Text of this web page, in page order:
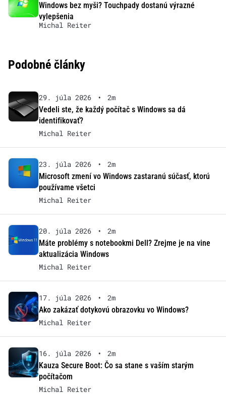
Windows bez myši? Touchpady dostanú výrazné
vylepšenia
Michal Reiter
Podobné články
29. júla 2026 •
2m
Vedeli ste, že každý počítač s Windows sa dá
identifikovať?
Michal Reiter
23. júla 2026 •
2m
Microsoft zmení vo Windows zastaranú súčasť, ktorú
používame všetci
Michal Reiter
20. júla 2026 •
2m
Máte problémy s notebookmi Dell? Zrejme je na vine
aktualizácia Windows
Michal Reiter
17. júla 2026 •
2m
Ako zakázať dotykovú obrazovku vo Windows?
Michal Reiter
16. júla 2026 •
2m
Kauza Secure Boot: Čo sa stane s vaším starým
počítačom
Michal Reiter